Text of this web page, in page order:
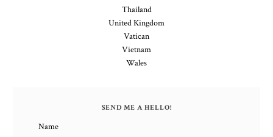
Thailand
United Kingdom
Vatican
Vietnam
Wales
SEND ME A HELLO!
Name